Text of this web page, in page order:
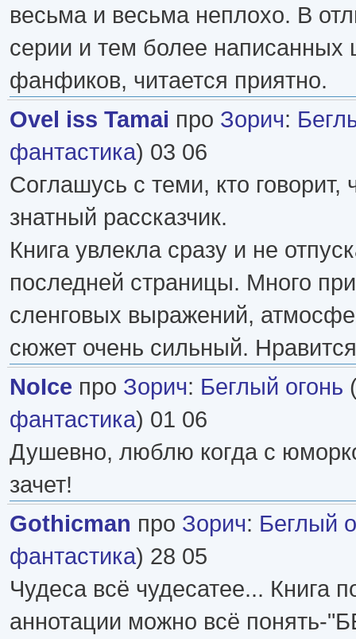
весьма и весьма неплохо. В
серии и тем более написанных
фанфиков, читается приятно.
Ovel iss Tamai про Зорич:
фантастика) 03 06
Соглашусь с теми, кто говорит,
знатный рассказчик.
Книга увлекла сразу и не
последней страницы. Много
сленговых выражений,
сюжет очень сильный.
NoIce про Зорич: Беглый огонь
фантастика) 01 06
Душевно, люблю когда с
зачет!
Gothicman про Зорич: Беглый
фантастика) 28 05
Чудеса всё чудесатее... Книга
аннотации можно всё понять-